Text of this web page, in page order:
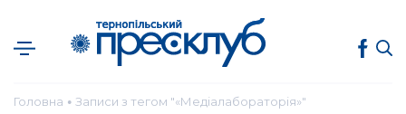
Головна ● Записи з тегом "«Медіалабораторія»"